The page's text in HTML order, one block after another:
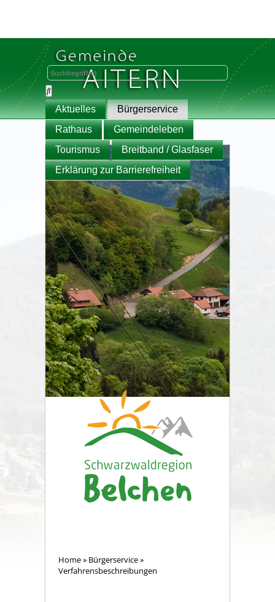
Aktuelles
Bürgerservice
Rathaus
Gemeindeleben
Tourismus
Breitband / Glasfaser
Erklärung zur Barrierefreiheit
Home» Bürgerservice»
Verfahrensbeschreibungen